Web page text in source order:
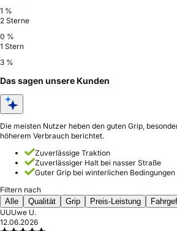
1 %
2 Sterne
0 %
1 Stern
3 %
Das sagen unsere Kunden
Die meisten Nutzer heben den guten Grip,
höherem Verbrauch berichtet.
Zuverlässige Traktion
Zuverlässiger Halt bei nasser Straße
Guter Grip bei winterlichen Bedingungen
Filtern nach
Alle
Qualität Grip Preis-Leistung
UUUwe U.
12.06.2026